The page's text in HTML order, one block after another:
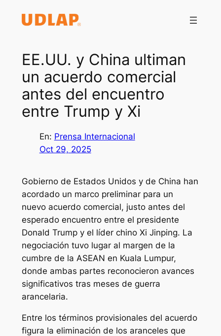
EE.UU. y China ultiman
un acuerdo comercial
antes del encuentro
entre Trump y Xi
En: Prensa Internacional
Oct 29, 2025
Gobierno de Estados Unidos y de China han
acordado un marco preliminar para un
nuevo acuerdo comercial, justo antes del
esperado encuentro entre el presidente
Donald Trump y el líder chino Xi Jinping. La
negociación tuvo lugar al margen de la
cumbre de la ASEAN en Kuala Lumpur,
donde ambas partes reconocieron avances
significativos tras meses de guerra
arancelaria.
Entre los términos provisionales del acuerdo
figura la eliminación de los aranceles que